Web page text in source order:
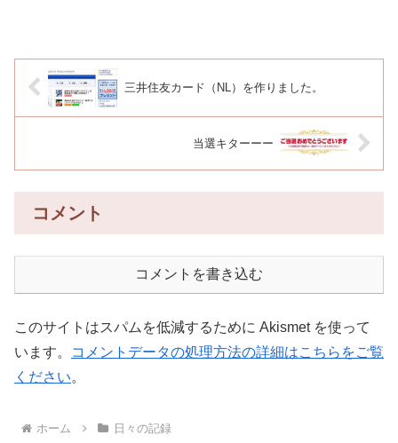
三井住友カード（NL）を作りました。
当選キターーー
コメント
コメントを書き込む
このサイトはスパムを低減するために Akismet を使って
います。
コメントデータの処理方法の詳細はこちらをご覧
ください。
ホーム 日々の記録